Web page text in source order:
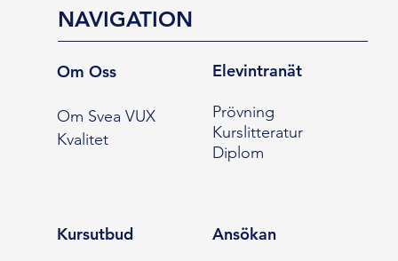
NAVIGATION
Om Oss
Om Svea VUX
Kvalitet
Elevintranät
Prövning
Kurslitteratur
Diplom
Kursutbud Ansökan